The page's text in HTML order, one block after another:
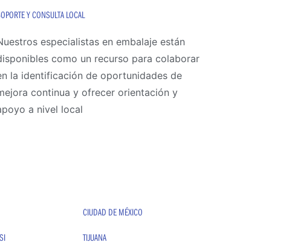
Y CONSULTA LOCAL
especialistas en embalaje están
como un recurso para colaborar
la identificación de oportunidades de
continua y ofrecer orientación y
a nivel local
CIUDAD DE MÉXICO
TIJUANA